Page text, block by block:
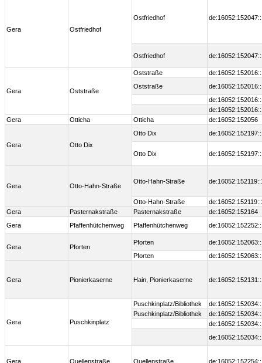
Gera Ostfriedhof
Ostfriedhof
Ostfriedhof
Gera Oststraße
Oststraße
Oststraße
Gera
Otticha Otticha de:16052:152056
Gera Otto Dix
Otto Dix
Otto Dix
Gera Otto-Hahn-Straße
Otto-Hahn-Straße
Otto-Hahn-Straße
Gera
Pasternakstraße Pasternakstraße
de:16052:152164
Gera
Pfaffenhütchenweg Pfaffenhütchenweg
Gera Pforten
Pforten
Pforten
Gera Pionierkaserne Hain, Pionierkaserne
Gera Puschkinplatz
Puschkinplatz/Bibliothek
Puschkinplatz/Bibliothek
Gera Quellenstraße Quellenstraße